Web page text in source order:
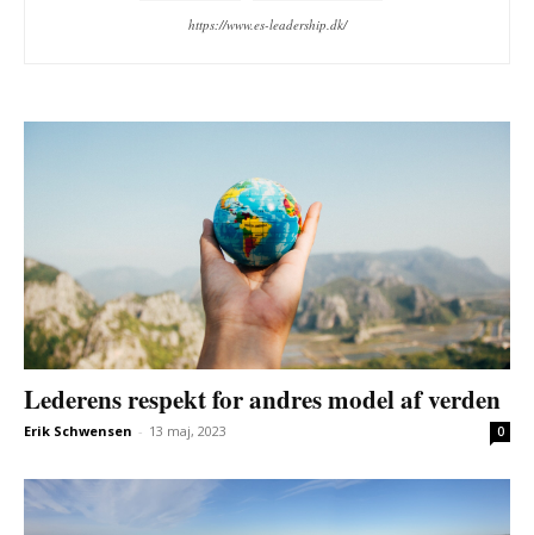
https://www.es-leadership.dk/
Lederens respekt for andres model af verden
Erik Schwensen - 13 maj, 2023 0